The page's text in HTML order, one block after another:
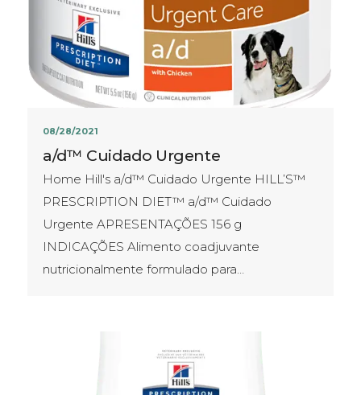
08/28/2021
a/d™ Cuidado Urgente
Home Hill's a/d™ Cuidado Urgente HILL’S™
PRESCRIPTION DIET™ a/d™ Cuidado
Urgente APRESENTAÇÕES​ 156 g
INDICAÇÕES Alimento coadjuvante
nutricionalmente formulado para…